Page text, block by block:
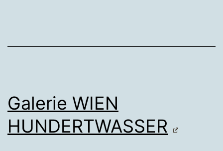
Galerie WIEN
HUNDERTWASSER